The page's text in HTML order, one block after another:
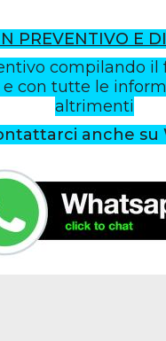
PREVENTIVO E
compilando
con tutte le
altrimenti
anche su